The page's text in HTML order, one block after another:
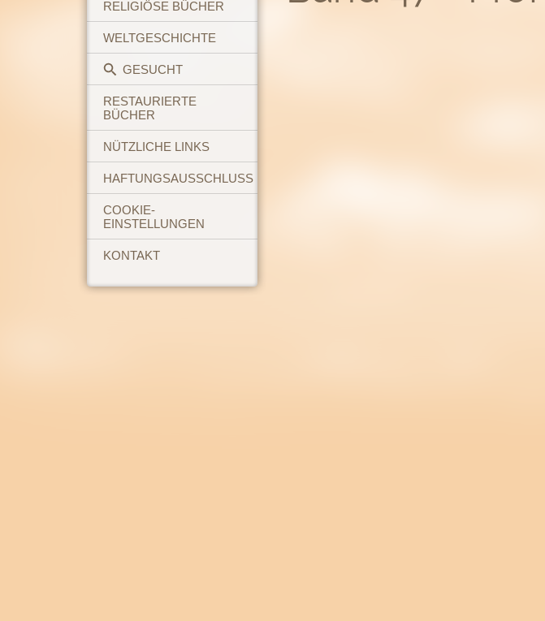
RELIGIÖSE BÜCHER
WELTGESCHICHTE
GESUCHT
RESTAURIERTE
BÜCHER
NÜTZLICHE LINKS
HAFTUNGSAUSSCHLUSS
COOKIE-
EINSTELLUNGEN
KONTAKT